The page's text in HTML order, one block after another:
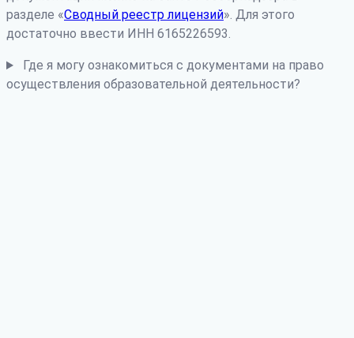
разделе «Сводный реестр лицензий». Для этого
достаточно ввести ИНН 6165226593.
Где я могу ознакомиться с документами на право
осуществления образовательной деятельности?